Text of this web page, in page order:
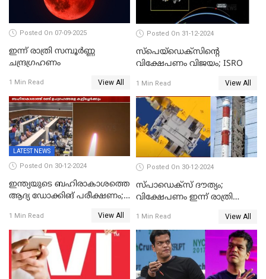
Posted On 07-09-2025
ഇന്ന് രാത്രി സമ്പൂര്‍ണ്ണ
ചന്ദ്രഗ്രഹണം
1 Min Read View All
Posted On 31-12-2024
സ്‌പെയ്‌ഡെക്‌സിൻ്റെ
വിക്ഷേപണം വിജയം; ISRO
1 Min Read View All
LATEST NEWS
Posted On 30-12-2024
ഇന്ത്യയുടെ ബഹിരാകാശത്തെ
ആദ്യ ഡോക്കിങ് പരീക്ഷണം;
വിജയം
1 Min Read View All
Posted On 30-12-2024
സ്പാഡെക്‌സ് ദൗത്യം;
വിക്ഷേപണം ഇന്ന് രാത്രി
1 Min Read View All